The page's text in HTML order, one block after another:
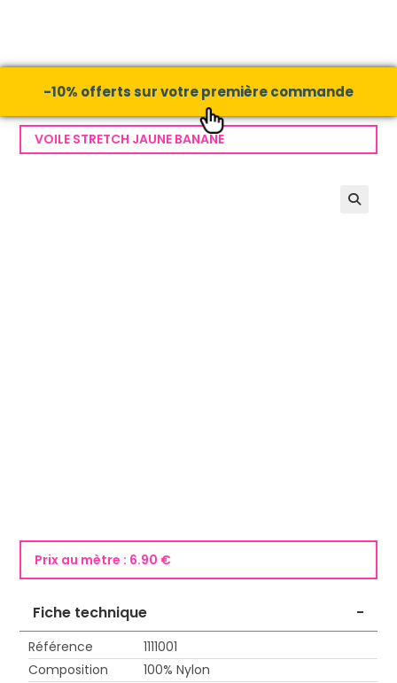
-10% offerts sur votre première commande
VOILE STRETCH JAUNE BANANE
Prix au mètre : 6.90 €
Fiche technique -
Référence
1111001
Composition
100% Nylon